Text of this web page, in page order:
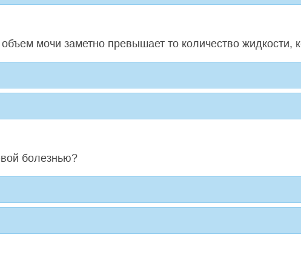
мочи заметно превышает то количество жидкости,
болезнью?